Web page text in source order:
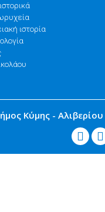
ιστορία
Κύμης - Αλιβερίου
 